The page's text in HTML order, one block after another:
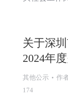
关于深
2024年
其他公示 作
174